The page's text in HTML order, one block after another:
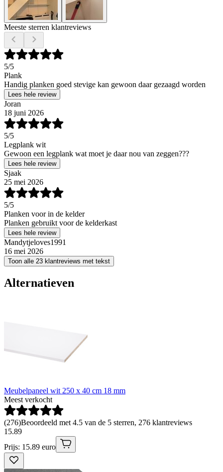
Meeste sterren klantreviews
5/5
Plank
Handig planken goed stevige kan gewoon daar gezaagd worden
Lees hele review
Joran
18 juni 2026
5/5
Legplank wit
Gewoon een legplank wat moet je daar nou van zeggen???
Lees hele review
Sjaak
25 mei 2026
5/5
Planken voor in de kelder
Planken gebruikt voor de kelderkast
Lees hele review
Mandytjeloves1991
16 mei 2026
Toon alle 23 klantreviews met tekst
Alternatieven
Meubelpaneel wit 250 x 40 cm 18 mm
Meest verkocht
(276)Beoordeeld met 4.5 van de 5 sterren, 276 klantreviews
15.89
Prijs: 15.89 euro